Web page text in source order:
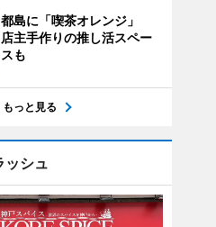
都島に「喫茶オレンジ」
店主手作りの推し活スペー
スも
もっと見る
ッシュ